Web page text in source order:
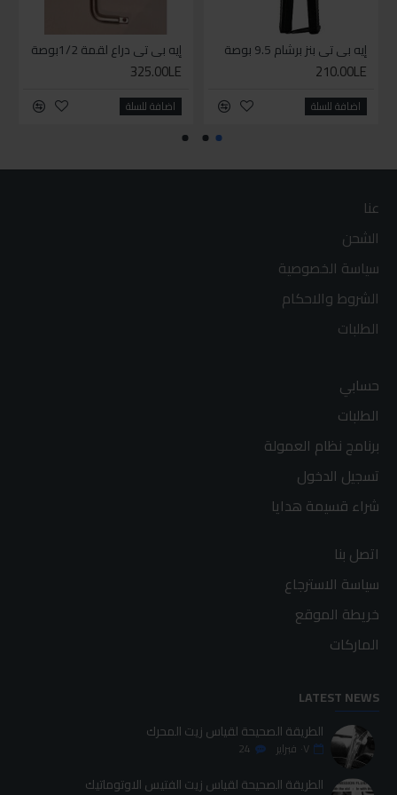
إيه بي تي بنز برشام 9.5 بوصة
210.00LE
اضافة للسلة
إيه بي تي دراع لقمة 1/2بوصة
325.00LE
اضافة للسلة
عنا
الشحن
سياسة الخصوصية
الشروط والاحكام
الطلبات
حسابي
الطلبات
برنامج نظام العمولة
تسجيل الدخول
شراء قسيمة هدايا
اتصل بنا
سياسة الاسترجاع
خريطة الموقع
الماركات
LATEST NEWS
الطريقة الصحيحة لقياس زيت المحرك
٠٧ فبراير 24
الطريقة الصحيحة لقياس زيت الفتيس الاوتوماتيك